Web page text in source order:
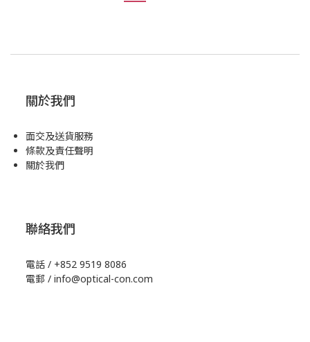
關於我們
面交及送貨服務
條款及責任聲明
關於我們
聯絡我們
電話 / +852 9519 8086
電郵 / info@optical-con.com